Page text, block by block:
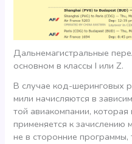
Дальнемагистральные
основном в классы I или Z.
В случае код-шеринговых
мили начисляются в
той авиакомпании,
применяется к
не в сторонние программы,